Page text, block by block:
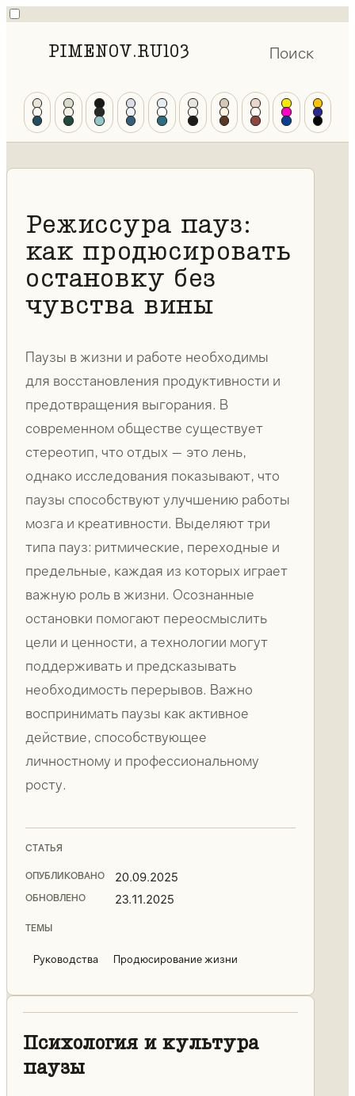
PIMENOV.RU103 Поиск
Режиссура пауз:
как продюсировать
остановку без
чувства вины
Паузы в жизни и работе необходимы
для восстановления продуктивности и
предотвращения выгорания. В
современном обществе существует
стереотип, что отдых — это лень,
однако исследования показывают, что
паузы способствуют улучшению работы
мозга и креативности. Выделяют три
типа пауз: ритмические, переходные и
предельные, каждая из которых играет
важную роль в жизни. Осознанные
остановки помогают переосмыслить
цели и ценности, а технологии могут
поддерживать и предсказывать
необходимость перерывов. Важно
воспринимать паузы как активное
действие, способствующее
личностному и профессиональному
росту.
СТАТЬЯ
ОПУБЛИКОВАНО 20.09.2025
ОБНОВЛЕНО 23.11.2025
ТЕМЫ
Руководства Продюсирование жизни
Психология и культура
паузы